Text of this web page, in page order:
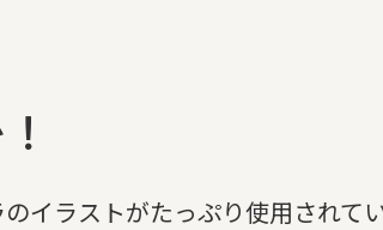
イラストがたっぷり使用されて